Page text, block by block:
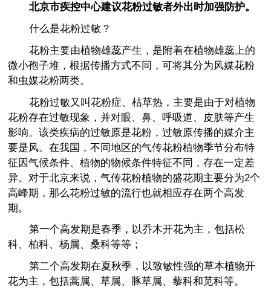
北京市疾控中心建议花粉过敏者外出时加强防护。
什么是花粉过敏？
花粉主要由植物雄蕊产生，是附着在植物雄蕊上的
微小孢子堆，根据传播方式不同，可将其分为风媒花粉
和虫媒花粉两类。
花粉过敏又叫花粉症、枯草热，主要是由于对植物
花粉存在过敏现象，并对眼、鼻、呼吸道、皮肤等产生
影响。该类疾病的过敏原是花粉，过敏原传播的媒介主
要是风。在我国，不同地区的气传花粉植物季节分布特
征因气候条件、植物的物候条件特征不同，存在一定差
异。对于北京来说，气传花粉植物的盛花期主要分为2个
高峰期，那么花粉过敏的流行也就相应存在两个高发
期。
第一个高发期是春季，以乔木开花为主，包括松
科、柏科、杨属、桑科等等；
第二个高发期在夏秋季，以致敏性强的草本植物开
花为主，包括蒿属、草属、豚草属、藜科和苋科等。